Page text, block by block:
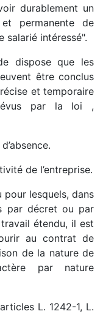
durablement un
permanente de
salarié intéressé".
dispose que les
être conclus
et temporaire
par la loi ,
de l’entreprise.
lesquels, dans
par décret ou par
étendu, il est
au contrat de
de la nature de
par nature
L. 1242-1, L.